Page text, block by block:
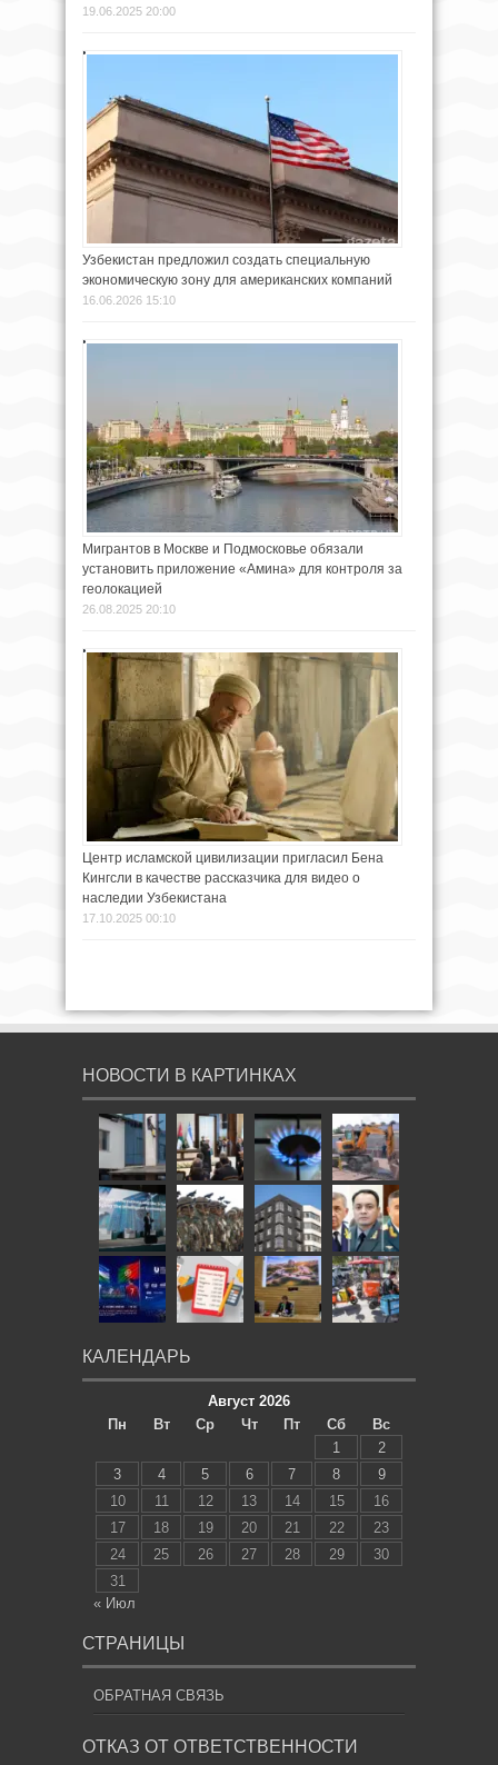
19.06.2025 20:00
Узбекистан предложил создать специальную
экономическую зону для американских компаний
16.06.2026 15:10
Мигрантов в Москве и Подмосковье обязали
установить приложение «Амина» для контроля за
геолокацией
26.08.2025 20:10
Центр исламской цивилизации пригласил Бена
Кингсли в качестве рассказчика для видео о
наследии Узбекистана
17.10.2025 00:10
НОВОСТИ В КАРТИНКАХ
КАЛЕНДАРЬ
Август 2026
Пн
Вт Ср Чт Пт Сб
Вс
1
2
3
4 5 6 7 8
9
10
11 12 13 14 15
16
17
18 19 20 21 22
23
24
25 26 27 28 29
30
31
« Июл
СТРАНИЦЫ
ОБРАТНАЯ СВЯЗЬ
ОТКАЗ ОТ ОТВЕТСТВЕННОСТИ